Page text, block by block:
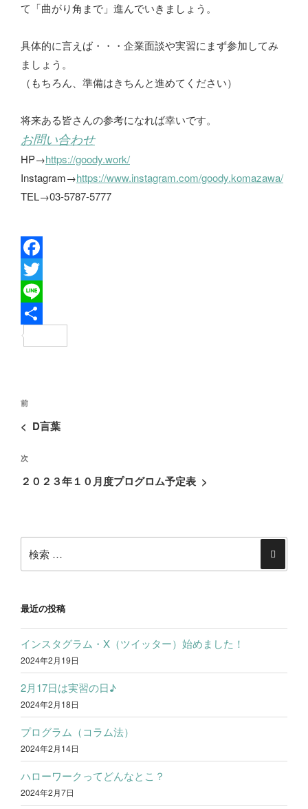
て「曲がり角まで」進んでいきましょう。
具体的に言えば・・・企業面談や実習にまず参加してみ
ましょう。
（もちろん、準備はきちんと進めてください）
将来ある皆さんの参考になれば幸いです。
お問い合わせ
HP→https://goody.work/
Instagram→https://www.instagram.com/goody.komazawa/
TEL→03-5787-5777
F
a
c
e
o
k
T
w
i
e
r
L
i
投
稿
ナ
ビ
ー
ン
過
去
投
稿
前
< D言葉
次
の
次
２０２３年１０月度プログロム予定表 >
索:
索
最近の投稿
インスタグラム・X（ツイッター）始めました！
2024年2月19日
2月17日は実習の日♪
2024年2月18日
プログラム（コラム法）
2024年2月14日
ハローワークってどんなとこ？
2024年2月7日